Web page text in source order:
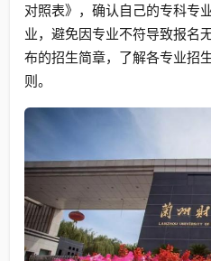
对照表》，确认自己的专科专
业，避免因专业不符导致报名
布的招生简章，了解各专业招
则。